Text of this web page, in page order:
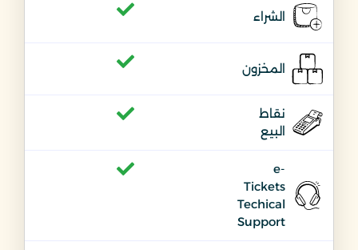
الشراء
المخزون
نقاط
البيع
e-
Tickets
Techical
Support